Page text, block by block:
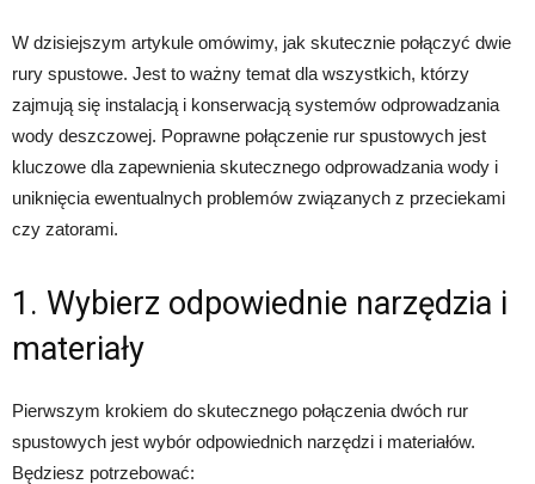
W dzisiejszym artykule omówimy, jak skutecznie połączyć dwie
rury spustowe. Jest to ważny temat dla wszystkich, którzy
zajmują się instalacją i konserwacją systemów odprowadzania
wody deszczowej. Poprawne połączenie rur spustowych jest
kluczowe dla zapewnienia skutecznego odprowadzania wody i
uniknięcia ewentualnych problemów związanych z przeciekami
czy zatorami.
1. Wybierz odpowiednie narzędzia i
materiały
Pierwszym krokiem do skutecznego połączenia dwóch rur
spustowych jest wybór odpowiednich narzędzi i materiałów.
Będziesz potrzebować: